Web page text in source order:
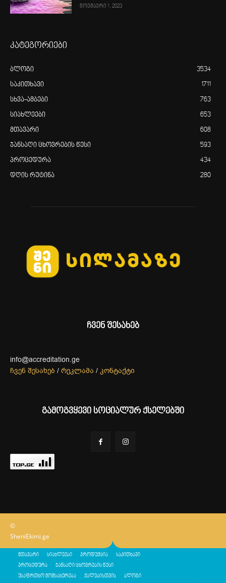
ნოემბერი 1, 2023
კატეგორიები
ბლოგი 3534
საკითხავი 1711
სხვა-ამბები 763
სიახლეები 653
მთავარი 608
ჯანსაღი ცხოვრების წესი 593
პროცედურა 434
დღის რუტინა 280
ჩვენ შესახებ
info@accreditation.ge
ჩვენ შესახებ / რეკლამა / კონტაქტი
გამოგვყევი სოციალურ ქსელებში
©
SheniEkimi.ge
მთავარი სიახლეები პროდუქცია საკითხავი
პროცედურა ჯანსაღი ცხოვრების წესი
უსაფრთხო მომსახურება ქალებისთვის ბლოგი